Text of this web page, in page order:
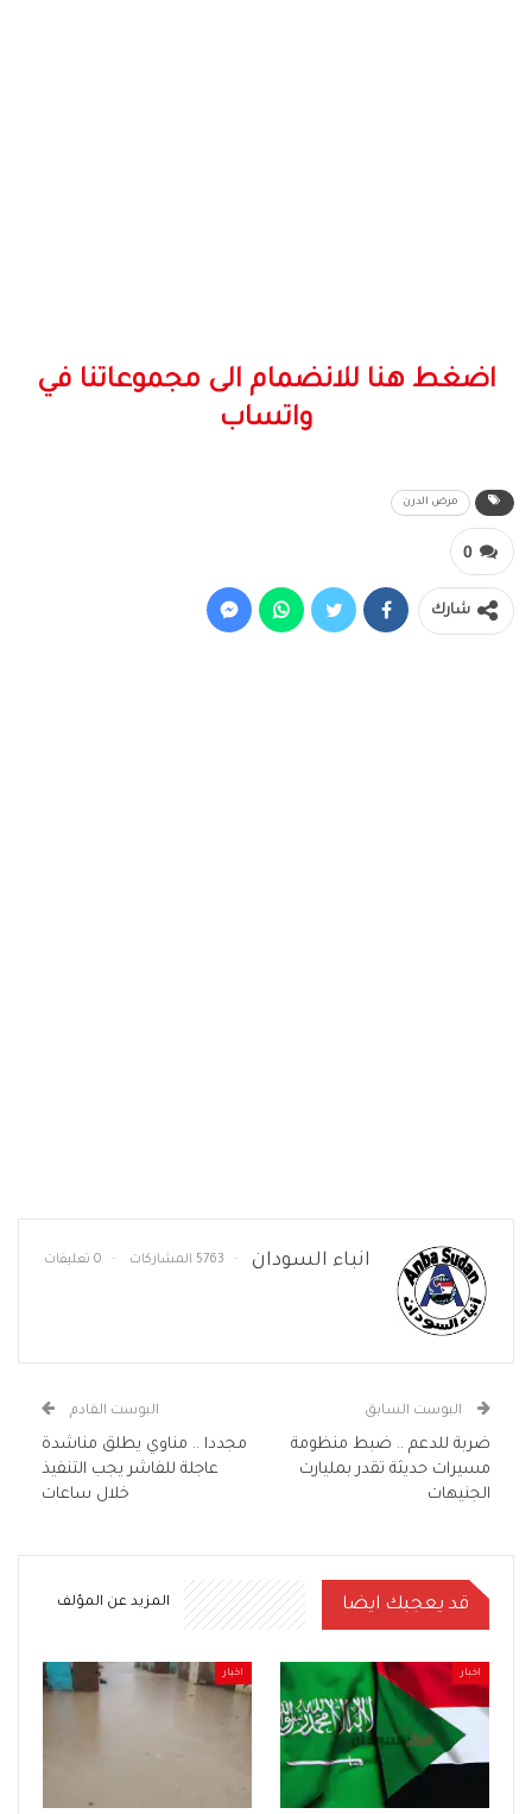
اضغط هنا للانضمام الى مجموعاتنا في
واتساب
مرض الدرن
0
شارك
انباء السودان 5763 المشاركات 0 تعليقات
البوست السابق
ضربة للدعم .. ضبط منظومة
مسيرات حديثة تقدر بمليارت
الجنيهات
البوست القادم
مجددا .. مناوي يطلق مناشدة
عاجلة للفاشر يجب التنفيذ
خلال ساعات
قد يعجبك ايضا المزيد عن المؤلف
اخبار اخبار